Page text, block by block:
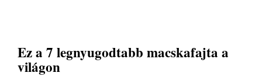
Ez a 7 legnyugodtabb macskafajta a
világon